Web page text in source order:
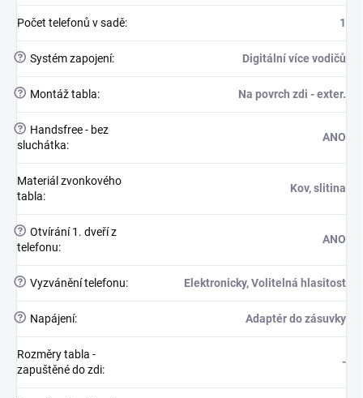
Počet telefonů v sadě: 1
? Systém zapojení: Digitální více vodičů
? Montáž tabla: Na povrch zdi - exter.
?
Handsfree - bez
sluchátka:
ANO
Materiál zvonkového
tabla:
Kov, slitina
? Otvírání 1. dveří z
telefonu:
ANO
? Vyzvánění telefonu: Elektronicky, Volitelná hlasitost
? Napájení: Adaptér do zásuvky
Rozměry tabla -
zapuštěné do zdi:
-